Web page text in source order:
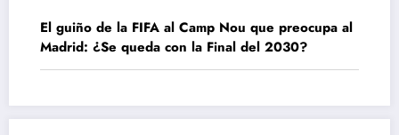
El guiño de la FIFA al Camp Nou que preocupa al
Madrid: ¿Se queda con la Final del 2030?